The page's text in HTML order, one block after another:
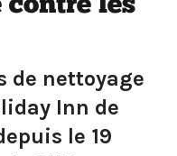
contre les
de nettoyage
Inn de
le 19